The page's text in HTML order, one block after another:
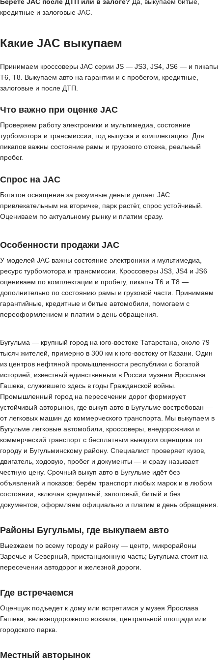
кредитные и залоговые JAC.
Какие JAC выкупаем
Принимаем кроссоверы JAC серии JS — JS3, JS4, JS6 — и пикапы
T6, T8. Выкупаем авто на гарантии и с пробегом, кредитные,
залоговые и после ДТП.
Что важно при оценке JAC
Проверяем работу электроники и мультимедиа, состояние
турбомотора и трансмиссии, год выпуска и комплектацию. Для
пикапов важны состояние рамы и грузового отсека, реальный
пробег.
Спрос на JAC
Богатое оснащение за разумные деньги делает JAC
привлекательным на вторичке, парк растёт, спрос устойчивый.
Оцениваем по актуальному рынку и платим сразу.
Особенности продажи JAC
У моделей JAC важны состояние электроники и мультимедиа,
ресурс турбомотора и трансмиссии. Кроссоверы JS3, JS4 и JS6
оцениваем по комплектации и пробегу, пикапы T6 и T8 —
дополнительно по состоянию рамы и грузовой части. Принимаем
гарантийные, кредитные и битые автомобили, помогаем с
переоформлением и платим в день обращения.
Бугульма — крупный город на юго-востоке Татарстана, около 79
тысяч жителей, примерно в 300 км к юго-востоку от Казани. Один
из центров нефтяной промышленности республики с богатой
историей, известный единственным в России музеем Ярослава
Гашека, служившего здесь в годы Гражданской войны.
Промышленный город на пересечении дорог формирует
устойчивый авторынок, где выкуп авто в Бугульме востребован —
от легковых машин до коммерческого транспорта. Мы выкупаем в
Бугульме легковые автомобили, кроссоверы, внедорожники и
коммерческий транспорт с бесплатным выездом оценщика по
городу и Бугульминскому району. Специалист проверяет кузов,
двигатель, ходовую, пробег и документы — и сразу называет
честную цену. Срочный выкуп авто в Бугульме идёт без
объявлений и показов: берём транспорт любых марок и в любом
состоянии, включая кредитный, залоговый, битый и без
документов, оформляем официально и платим в день обращения.
Районы Бугульмы, где выкупаем авто
Выезжаем по всему городу и району — центр, микрорайоны
Заречье и Северный, пристанционную часть; Бугульма стоит на
пересечении автодорог и железной дороги.
Где встречаемся
Оценщик подъедет к дому или встретимся у музея Ярослава
Гашека, железнодорожного вокзала, центральной площади или
городского парка.
Местный авторынок